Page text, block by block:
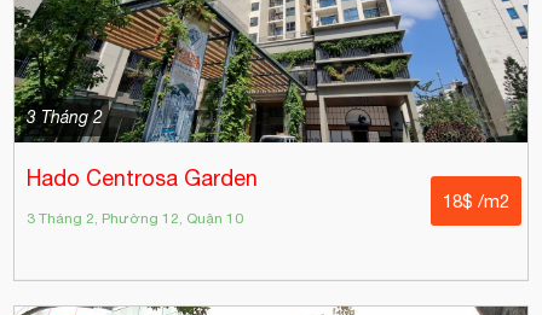
3 Tháng 2
Hado Centrosa Garden
3 Tháng 2, Phường 12, Quận 10
18$ /m2